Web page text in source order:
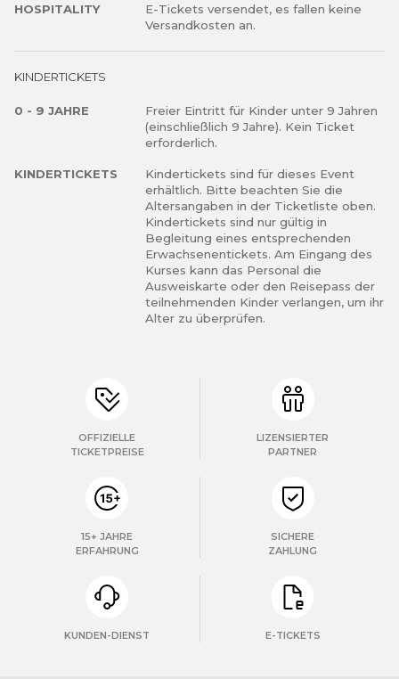
Partner führen diese Informationen möglicherweise mit
weiteren Daten zusammen, die Sie ihnen bereitgestellt
haben oder die sie im Rahmen Ihrer Nutzung der Dienste
HOSPITALITY
E-Tickets versendet, es fallen keine
Versandkosten an.
KINDERTICKETS
0 - 9 JAHRE
Freier Eintritt für Kinder unter 9 Jahren
(einschließlich 9 Jahre). Kein Ticket
erforderlich.
KINDERTICKETS
Kindertickets sind für dieses Event
erhältlich. Bitte beachten Sie die
Altersangaben in der Ticketliste oben.
Kindertickets sind nur gültig in
Begleitung eines entsprechenden
Erwachsenentickets. Am Eingang des
Kurses kann das Personal die
Ausweiskarte oder den Reisepass der
teilnehmenden Kinder verlangen, um ihr
Alter zu überprüfen.
OFFIZIELLE
TICKETPREISE
LIZENSIERTER
PARTNER
15+ JAHRE
ERFAHRUNG
SICHERE
ZAHLUNG
KUNDEN-DIENST E-TICKETS